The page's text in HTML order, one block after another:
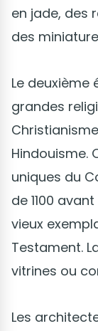
en jade, des
des
Le deuxième
grandes
Hindouisme.
uniques du
de 1100
vieux
Testament.
vitrines ou
Les